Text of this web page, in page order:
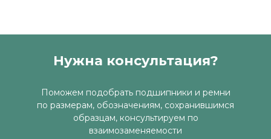
Нужна консультация?
Поможем подобрать подшипники и ремни
по размерам, обозначениям, сохранившимся
образцам, консультируем по
взаимозаменяемости